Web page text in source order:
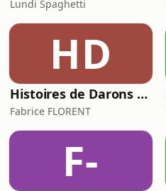
Lundi Spaghetti
HD
Histoires de Darons (des pères qui parlent de paternité)
Fabrice FLORENT
F-